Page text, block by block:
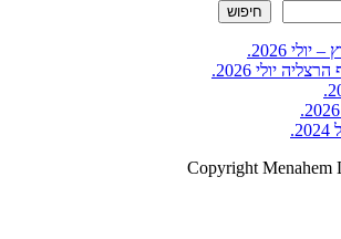
חיפוש
2026.
יולי 2026.
Copyright